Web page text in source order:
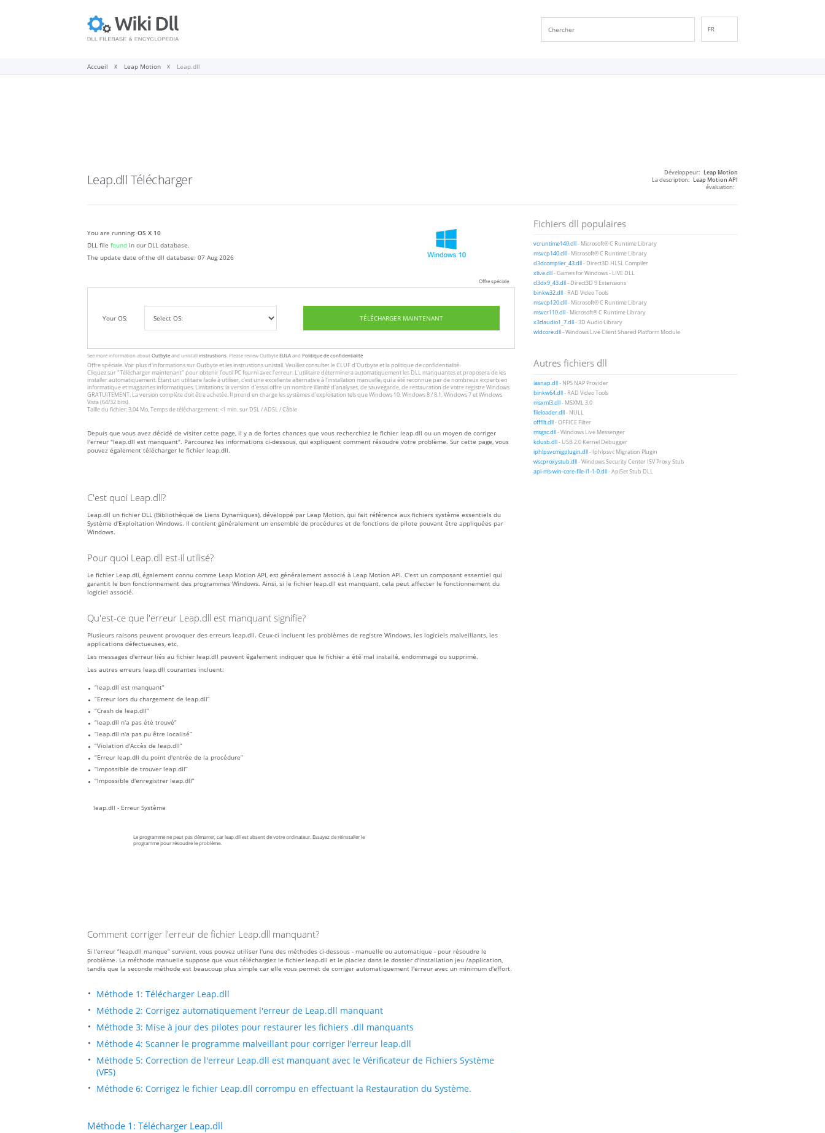
FR
NN
Accueil Leap Motion Leap.dll
Leap.dll Télécharger Développeur: Leap Motion
La description: Leap Motion API
évaluation:
You are running: OS X 10
DLL file found in our DLL database.
The update date of the dll database: 07 Aug 2026
Offre spéciale
Your OS: TÉLÉCHARGER MAINTENANT
See more information about Outbyteand unistallinstrustions . Please review OutbyteEULAandPolitique de confidentialité
Offre spéciale. Voir plus d'informations surOutbyteet lesinstrustions unistall. Veuillez consulter leCLUFd'Outbyte etla politique de confidentialité.
Cliquez sur"Télécharger maintenant" pour obtenir l'outil PC fourni avec l'erreur. L'utilitaire déterminera automatiquement les DLL manquantes et proposera de les
installer automatiquement. Étant un utilitaire facile à utiliser, c'est une excellente alternative à l'installation manuelle, qui a été reconnue par de nombreux experts en
informatique et magazines informatiques. Limitations: la version d'essai offre un nombre illimité d'analyses, de sauvegarde, de restauration de votre registre Windows
GRATUITEMENT. La version complète doit être achetée. Il prend en charge les systèmes d'exploitation tels que Windows 10, Windows 8 / 8.1, Windows 7 et Windows
Vista (64/32 bits).
Taille du fichier: 3,04 Mo, Temps de téléchargement: <1 min. sur DSL / ADSL / Câble
Depuis que vous avez décidé de visiter cette page, il y a de fortes chances que vous recherchiez le fichier leap.dll ou un moyen de corriger
l'erreur "leap.dll est manquant". Parcourez les informations ci-dessous, qui expliquent comment résoudre votre problème. Sur cette page, vous
pouvez également télécharger le fichier leap.dll.
C'est quoi Leap.dll?
Leap.dll un fichier DLL (Bibliothèque de Liens Dynamiques), développé par Leap Motion, qui fait référence aux fichiers système essentiels du
Système d'Exploitation Windows. Il contient généralement un ensemble de procédures et de fonctions de pilote pouvant être appliquées par
Windows.
Pour quoi Leap.dll est-il utilisé?
Le fichier Leap.dll, également connu comme Leap Motion API, est généralement associé à Leap Motion API. C'est un composant essentiel qui
garantit le bon fonctionnement des programmes Windows. Ainsi, si le fichier leap.dll est manquant, cela peut affecter le fonctionnement du
logiciel associé.
Qu'est-ce que l'erreur Leap.dll est manquant signifie?
Plusieurs raisons peuvent provoquer des erreurs leap.dll. Ceux-ci incluent les problèmes de registre Windows, les logiciels malveillants, les
applications défectueuses, etc.
Les messages d'erreur liés au fichier leap.dll peuvent également indiquer que le fichier a été mal installé, endommagé ou supprimé.
Les autres erreurs leap.dll courantes incluent:
“leap.dll est manquant”
“Erreur lors du chargement de leap.dll”
“Crash de leap.dll”
“leap.dll n'a pas été trouvé”
“leap.dll n'a pas pu être localisé”
“Violation d'Accès de leap.dll”
“Erreur leap.dll du point d'entrée de la procédure”
“Impossible de trouver leap.dll”
“Impossible d'enregistrer leap.dll”
leap.dll - Erreur Système
Le programme ne peut pas démarrer, car leap.dll est absent de votre ordinateur. Essayez de réinstaller le
programme pour résoudre le problème.
Comment corriger l'erreur de fichier Leap.dll manquant?
Si l'erreur “leap.dll manque” survient, vous pouvez utiliser l'une des méthodes ci-dessous - manuelle ou automatique - pour résoudre le
problème. La méthode manuelle suppose que vous téléchargiez le fichier leap.dll et le placiez dans le dossier d'installation jeu /application,
tandis que la seconde méthode est beaucoup plus simple car elle vous permet de corriger automatiquement l'erreur avec un minimum d'effort.
Méthode 1: Télécharger Leap.dll
Méthode 2: Corrigez automatiquement l'erreur de Leap.dll manquant
Méthode 3: Mise à jour des pilotes pour restaurer les fichiers .dll manquants
Méthode 4: Scanner le programme malveillant pour corriger l'erreur leap.dll
Méthode 5: Correction de l'erreur Leap.dll est manquant avec le Vérificateur de Fichiers Système
(VFS)
Méthode 6: Corrigez le fichier Leap.dll corrompu en effectuant la Restauration du Système.
Méthode 1: Télécharger Leap.dll
Fichiers dll populaires
vcruntime140.dll- Microsoft® C Runtime Library
msvcp140.dll- Microsoft® C Runtime Library
d3dcompiler_43.dll- Direct3D HLSL Compiler
xlive.dll- Games for Windows - LIVE DLL
d3dx9_43.dll- Direct3D 9 Extensions
binkw32.dll- RAD Video Tools
msvcp120.dll- Microsoft® C Runtime Library
msvcr110.dll- Microsoft® C Runtime Library
x3daudio1_7.dll- 3D Audio Library
wldcore.dll- Windows Live Client Shared Platform Module
Autres fichiers dll
iasnap.dll- NPS NAP Provider
binkw64.dll- RAD Video Tools
msxml3.dll- MSXML 3.0
fileloader.dll- NULL
offfilt.dll- OFFICE Filter
msgsc.dll- Windows Live Messenger
kdusb.dll- USB 2.0 Kernel Debugger
iphlpsvcmigplugin.dll- Iphlpsvc Migration Plugin
wscproxystub.dll- Windows Security Center ISV Proxy Stub
api-ms-win-core-file-l1-1-0.dll- ApiSet Stub DLL